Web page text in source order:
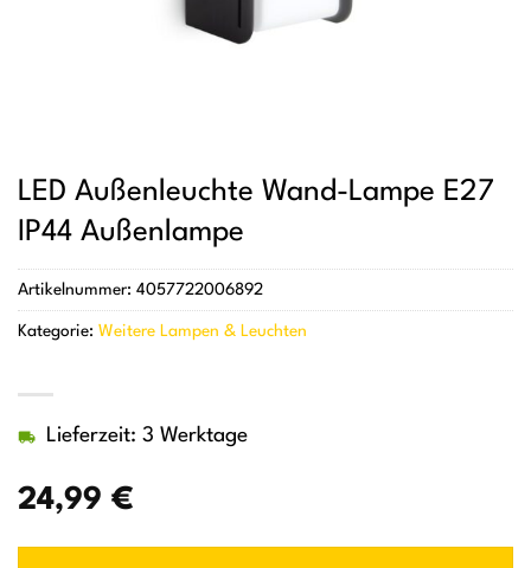
LED Außenleuchte Wand-Lampe E27
IP44 Außenlampe
24,99 €
Lieferzeit: 3 Werktage
Artikelnummer: 4057722006892
Kategorie: Weitere Lampen & Leuchten